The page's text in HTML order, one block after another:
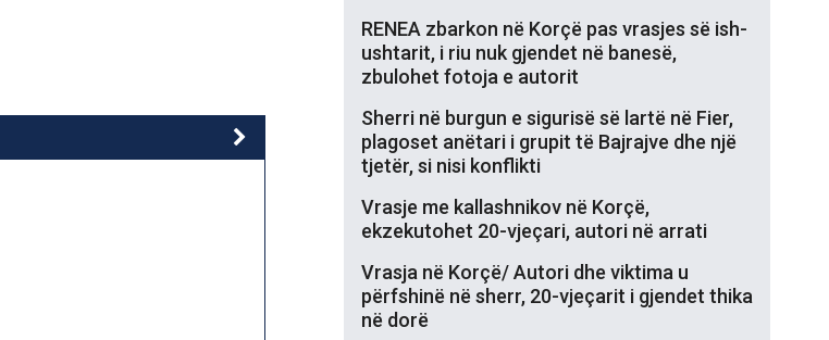
RENEA zbarkon në Korçë pas vrasjes së ish-
ushtarit, i riu nuk gjendet në banesë,
zbulohet fotoja e autorit
Sherri në burgun e sigurisë së lartë në Fier,
plagoset anëtari i grupit të Bajrajve dhe një
tjetër, si nisi konflikti
Vrasje me kallashnikov në Korçë,
ekzekutohet 20-vjeçari, autori në arrati
Vrasja në Korçë/ Autori dhe viktima u
përfshinë në sherr, 20-vjeçarit i gjendet thika
në dorë